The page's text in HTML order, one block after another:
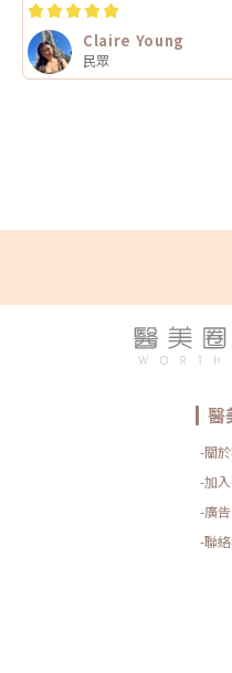
Claire Young
民眾
醫
-關
-加
-廣
-聯